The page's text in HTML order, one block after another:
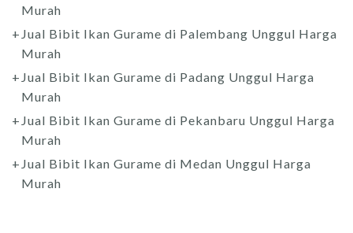
Murah
Jual Bibit Ikan Gurame di Palembang Unggul Harga
Murah
Jual Bibit Ikan Gurame di Padang Unggul Harga
Murah
Jual Bibit Ikan Gurame di Pekanbaru Unggul Harga
Murah
Jual Bibit Ikan Gurame di Medan Unggul Harga
Murah